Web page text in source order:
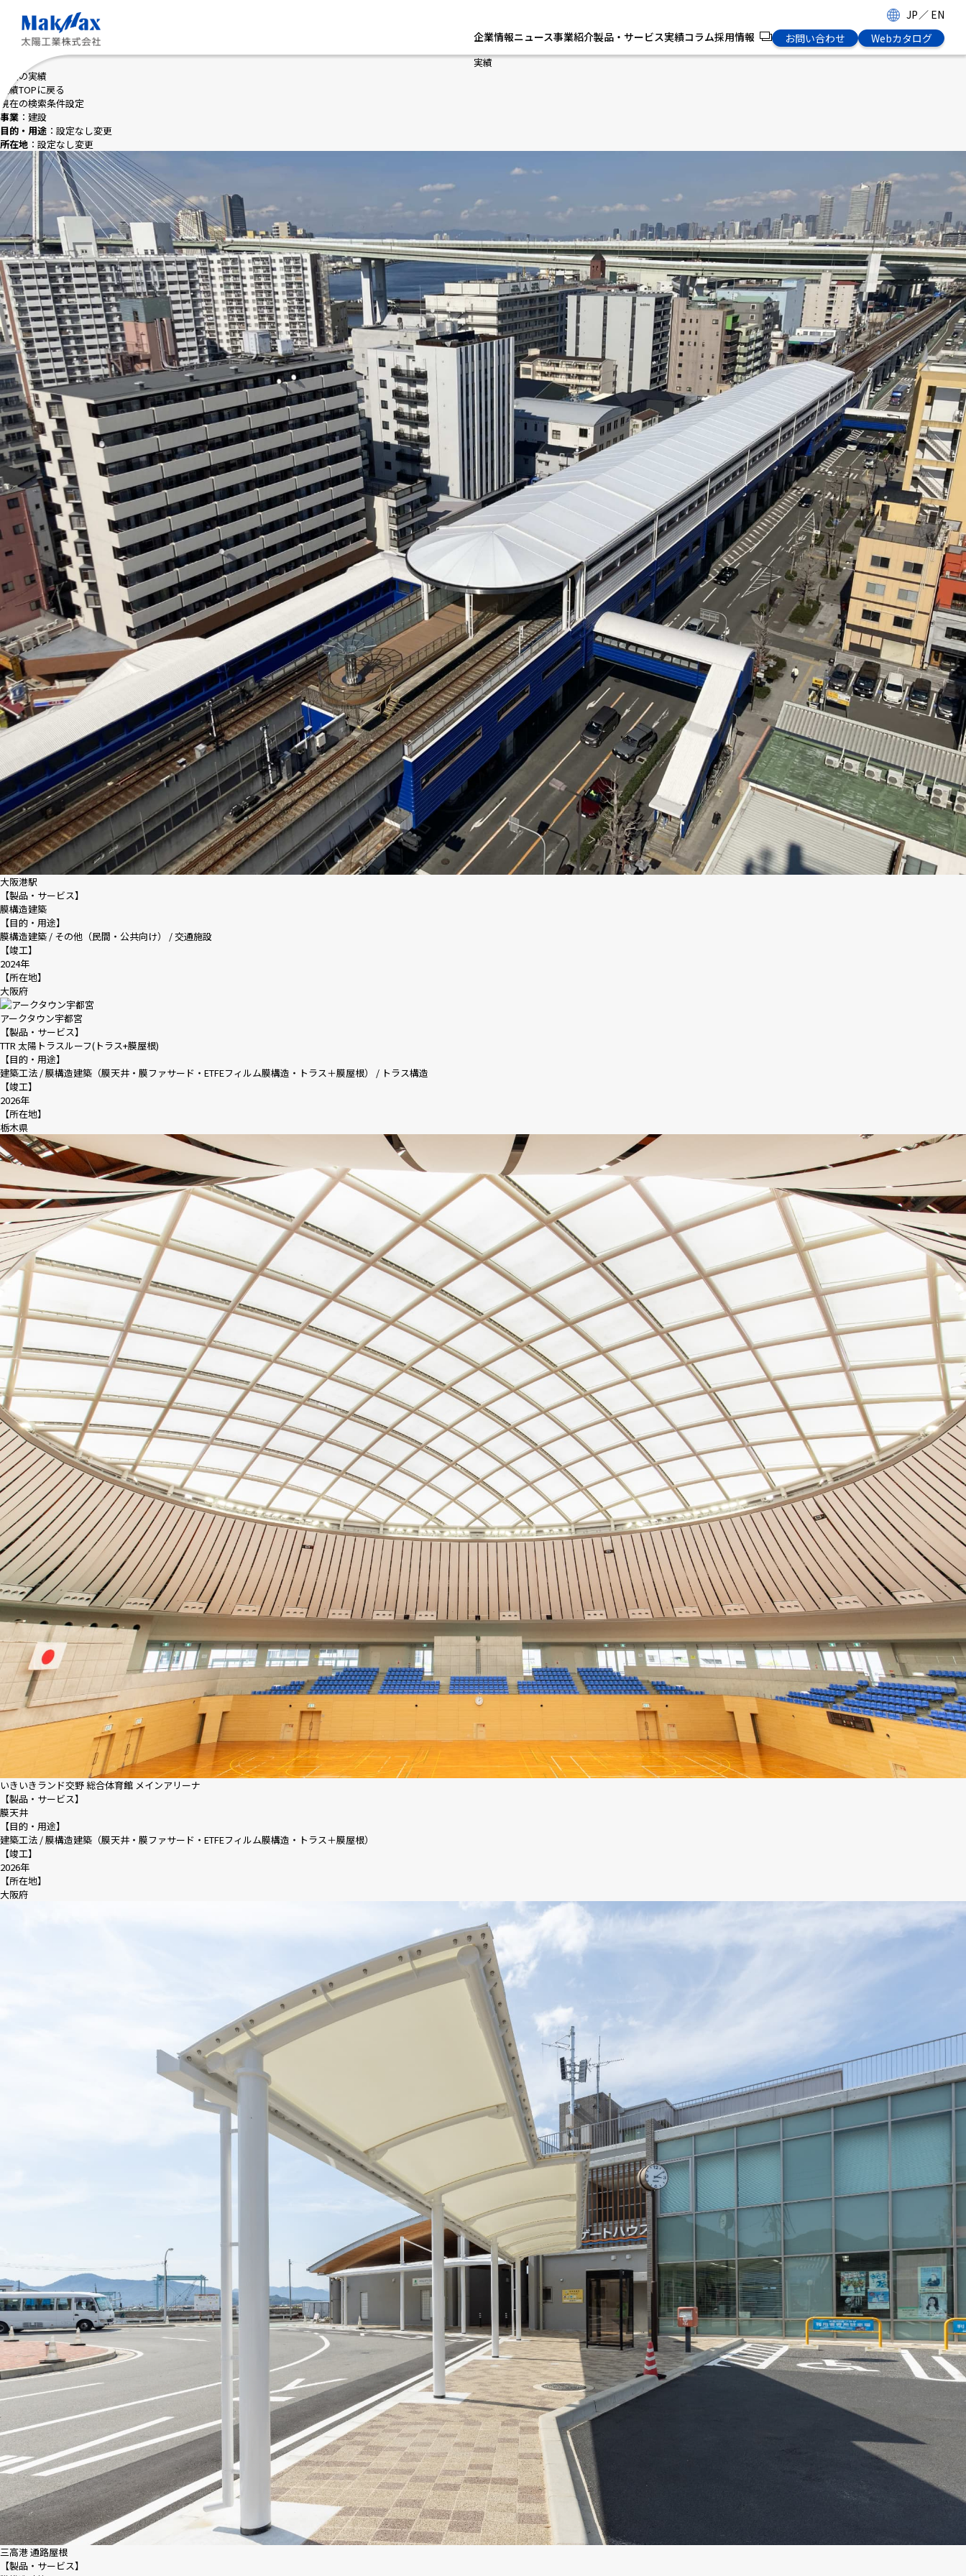
ン
ツ
に
ス
キ
ッ
プ
JP／ EN
企業情報ニュース事業紹介製品・サービス実績コラム採用情報 お問い合わせ Webカタログ
実績
建設の実績
実績TOPに戻る
現在の検索条件設定
事業 ：建設
目的・用途 ：設定なし変更
所在地 ：設定なし変更
大阪港駅
【製品・サービス】
膜構造建築
【目的・用途】
膜構造建築 / その他（民間・公共向け） / 交通施設
【竣工】
2024年
【所在地】
大阪府
アークタウン宇都宮
【製品・サービス】
TTR 太陽トラスルーフ(トラス+膜屋根)
【目的・用途】
建築工法 / 膜構造建築（膜天井・膜ファサード・ETFEフィルム膜構造・トラス＋膜屋根） / トラス構造
【竣工】
2026年
【所在地】
栃木県
いきいきランド交野 総合体育館 メインアリーナ
【製品・サービス】
膜天井
【目的・用途】
建築工法 / 膜構造建築（膜天井・膜ファサード・ETFEフィルム膜構造・トラス＋膜屋根）
【竣工】
2026年
【所在地】
大阪府
三高港 通路屋根
【製品・サービス】